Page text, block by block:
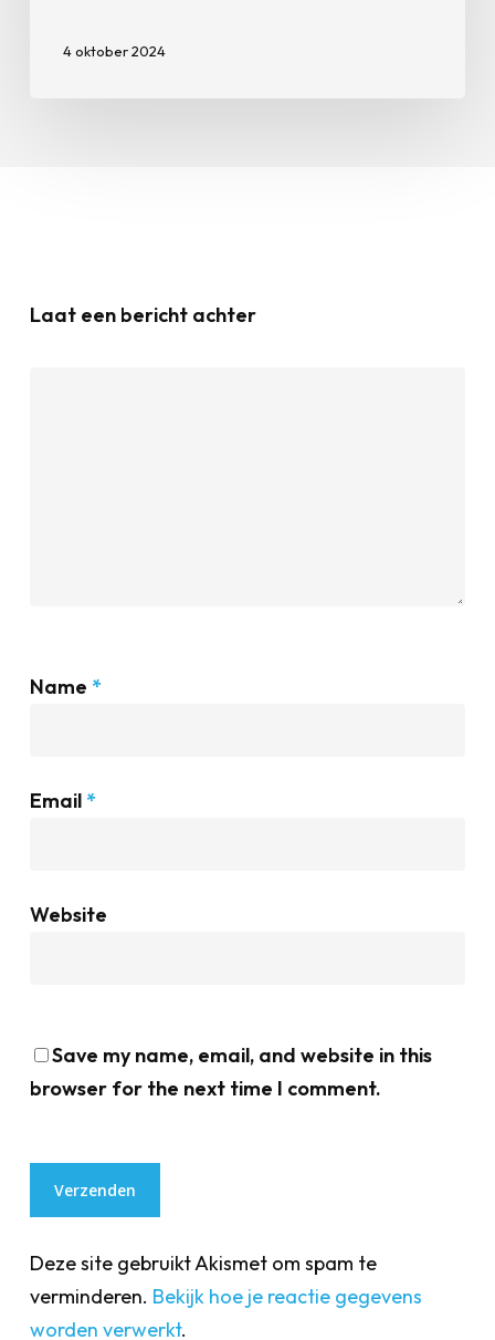
4 oktober 2024
Laat een bericht achter
Name *
Email *
Website
Save my name, email, and website in this
browser for the next time I comment.
Deze site gebruikt Akismet om spam te
verminderen. Bekijk hoe je reactie gegevens
worden verwerkt.